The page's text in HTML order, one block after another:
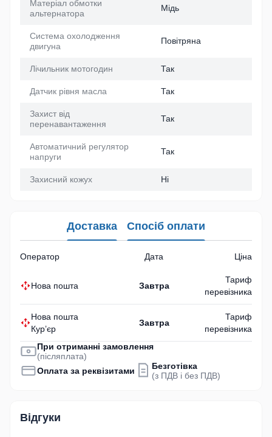
Матеріал обмотки
альтернатора
Мідь
Система охолодження
двигуна
Повітряна
Лічильник мотогодин Так
Датчик рівня масла Так
Захист від
перенавантаження
Так
Автоматичний регулятор
напруги
Так
Захисний кожух Ні
Доставка Спосіб оплати
Оператор Дата Ціна
Нова пошта Завтра
Тариф
перевізника
Нова пошта
Кур’єр
Завтра
Тариф
перевізника
При отриманні замовлення
(післяплата)
Оплата за реквізитами
Безготівка
(з ПДВ і без ПДВ)
Відгуки